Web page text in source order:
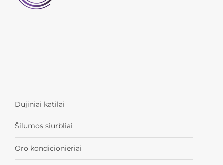
Dujiniai katilai
Šilumos siurbliai
Oro kondicionieriai